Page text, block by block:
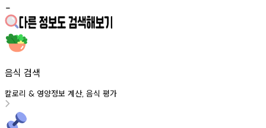
-
음식 검색
칼로리 & 영양정보 계산, 음식 평가